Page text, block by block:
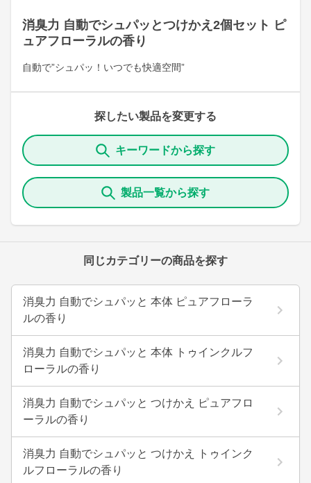
消臭力 自動でシュパッとつけかえ2個セット ピ
ュアフローラルの香り
自動で”シュパッ！いつでも快適空間”
探したい製品を変更する
キーワードから探す
製品一覧から探す
同じカテゴリーの商品を探す
消臭力 自動でシュパッと 本体 ピュアフローラ
ルの香り
消臭力 自動でシュパッと 本体 トゥインクルフ
ローラルの香り
消臭力 自動でシュパッと つけかえ ピュアフロ
ーラルの香り
消臭力 自動でシュパッと つけかえ トゥインク
ルフローラルの香り